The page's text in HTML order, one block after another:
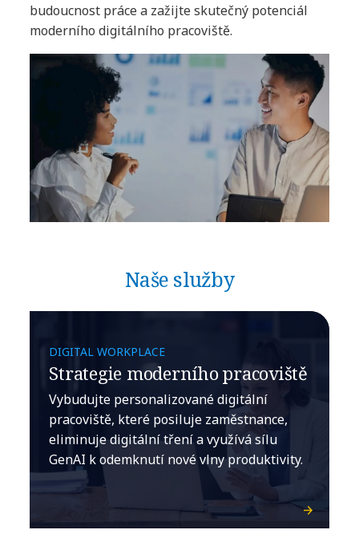
budoucnost práce a zažijte skutečný potenciál
moderního digitálního pracoviště.
Naše služby
DIGITAL WORKPLACE
Strategie moderního pracoviště
Vybudujte personalizované digitální
pracoviště, které posiluje zaměstnance,
eliminuje digitální tření a využívá sílu
GenAI k odemknutí nové vlny produktivity.